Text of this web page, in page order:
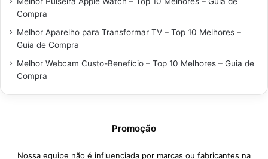
Compra
Melhor Aparelho para Transformar TV – Top 10 Melhores –
Guia de Compra
Melhor Webcam Custo-Benefício – Top 10 Melhores – Guia de
Compra
Promoção
Nossa equipe não é influenciada por marcas ou fabricantes na